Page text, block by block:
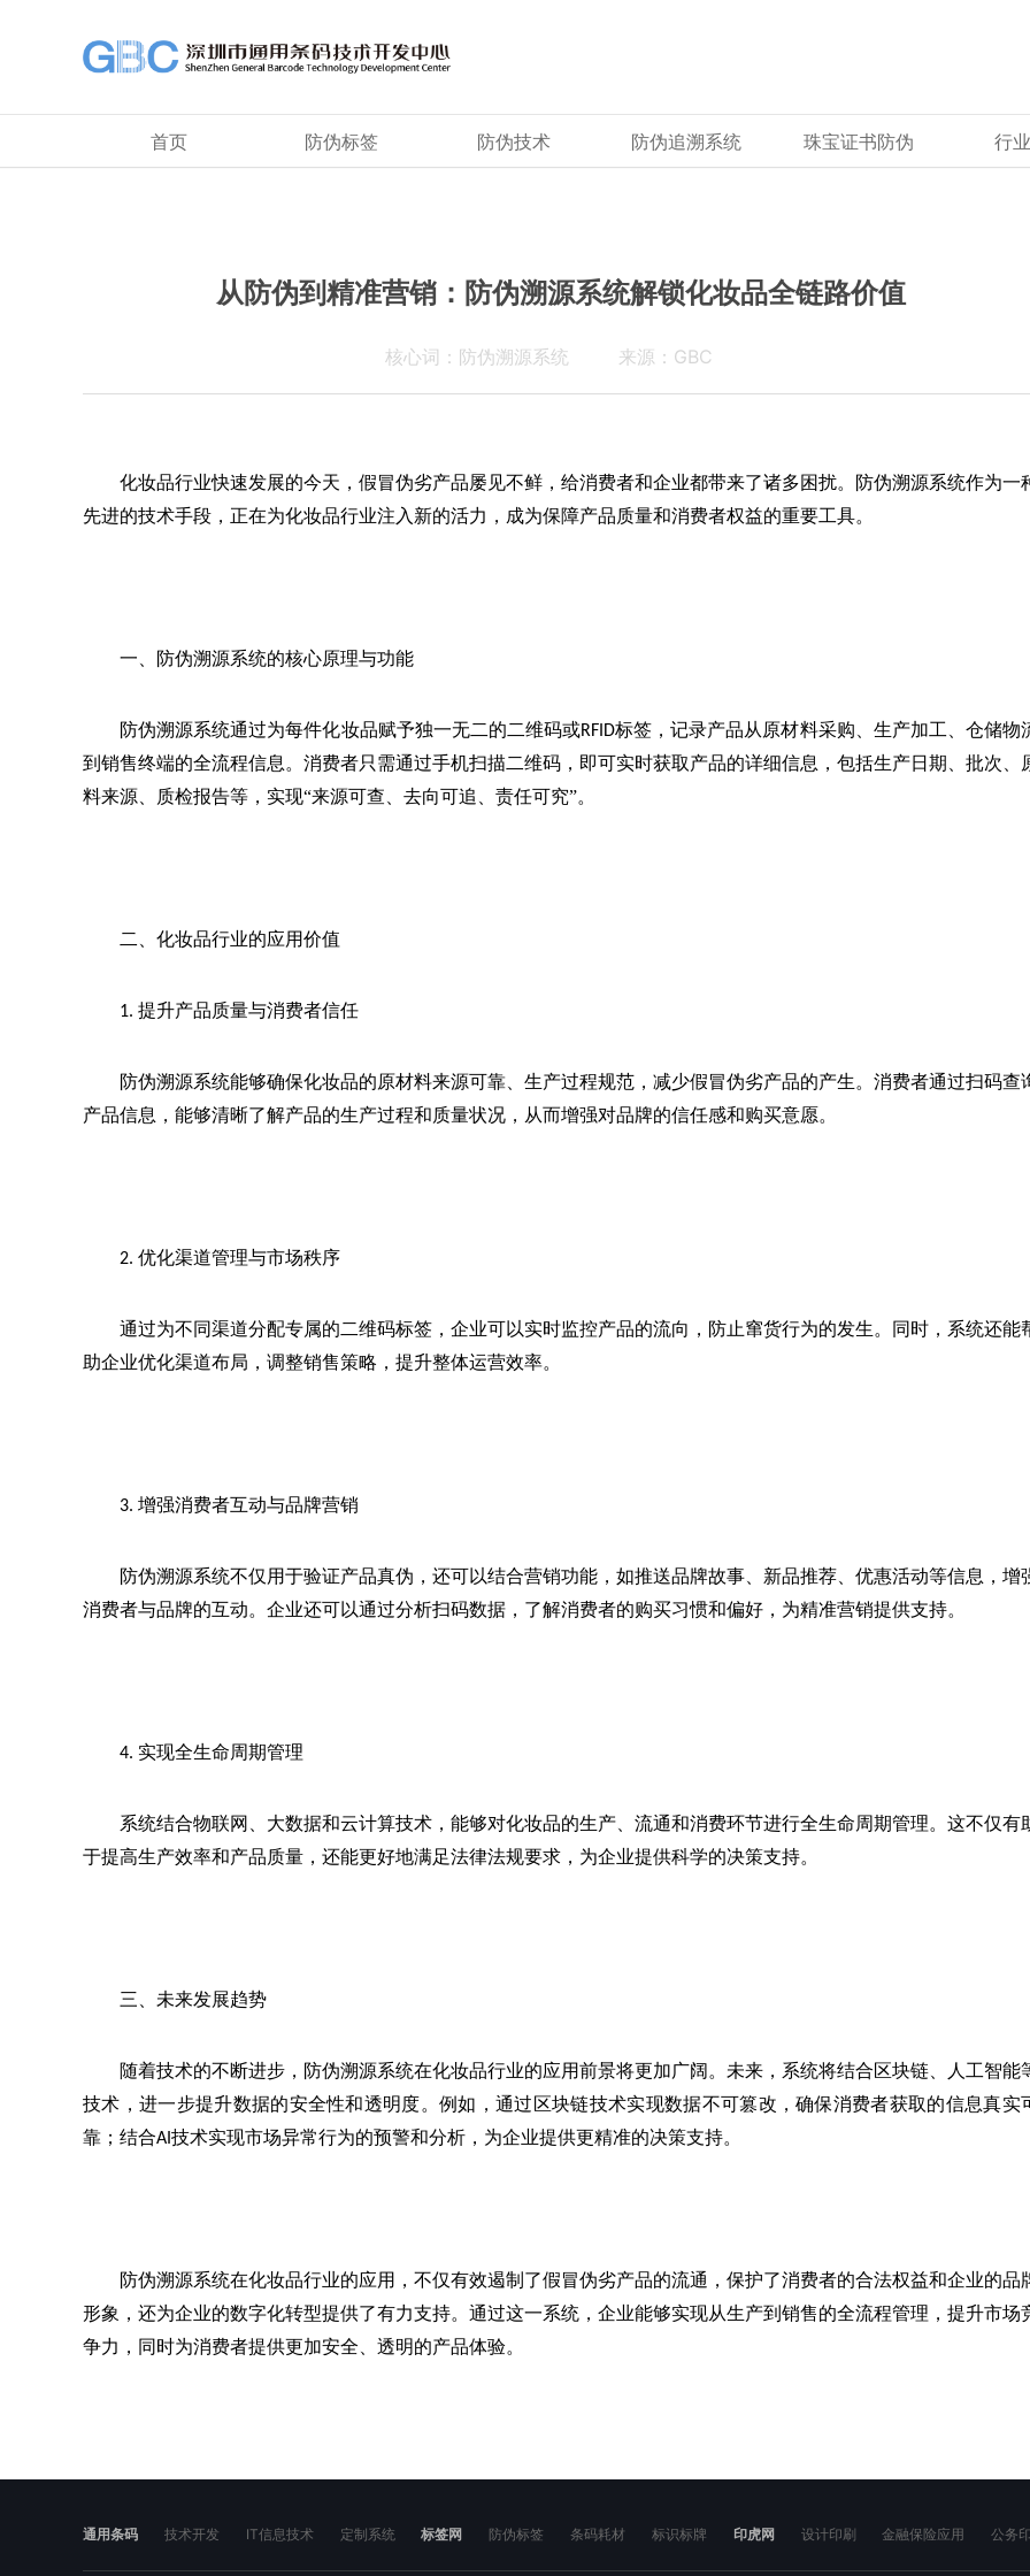
首页 防伪标签 防伪技术 防伪追溯系统 珠宝证书防伪 行
从防伪到精准营销：防伪溯源系统解锁化妆品全链路价值
核心词：防伪溯源系统 来源：GBC
化妆品行业快速发展的今天，假冒伪劣产品屡见不鲜，给消费者和企业都带来了诸多困扰。防伪溯源系统作为一
先进的技术手段，正在为化妆品行业注入新的活力，成为保障产品质量和消费者权益的重要工具。
一、防伪溯源系统的核心原理与功能
防伪溯源系统通过为每件化妆品赋予独一无二的二维码或RFID标签，记录产品从原材料采购、生产加工、仓储物
到销售终端的全流程信息。消费者只需通过手机扫描二维码，即可实时获取产品的详细信息，包括生产日期、批次、
料来源、质检报告等，实现“来源可查、去向可追、责任可究”。
二、化妆品行业的应用价值
1. 提升产品质量与消费者信任
防伪溯源系统能够确保化妆品的原材料来源可靠、生产过程规范，减少假冒伪劣产品的产生。消费者通过扫码查
产品信息，能够清晰了解产品的生产过程和质量状况，从而增强对品牌的信任感和购买意愿。
2. 优化渠道管理与市场秩序
通过为不同渠道分配专属的二维码标签，企业可以实时监控产品的流向，防止窜货行为的发生。同时，系统还能
助企业优化渠道布局，调整销售策略，提升整体运营效率。
3. 增强消费者互动与品牌营销
防伪溯源系统不仅用于验证产品真伪，还可以结合营销功能，如推送品牌故事、新品推荐、优惠活动等信息，增
消费者与品牌的互动。企业还可以通过分析扫码数据，了解消费者的购买习惯和偏好，为精准营销提供支持。
4. 实现全生命周期管理
系统结合物联网、大数据和云计算技术，能够对化妆品的生产、流通和消费环节进行全生命周期管理。这不仅有
于提高生产效率和产品质量，还能更好地满足法律法规要求，为企业提供科学的决策支持。
三、未来发展趋势
随着技术的不断进步，防伪溯源系统在化妆品行业的应用前景将更加广阔。未来，系统将结合区块链、人工智能
技术，进一步提升数据的安全性和透明度。例如，通过区块链技术实现数据不可篡改，确保消费者获取的信息真实
靠；结合AI 技术实现市场异常行为的预警和分析，为企业提供更精准的决策支持。
防伪溯源系统在化妆品行业的应用，不仅有效遏制了假冒伪劣产品的流通，保护了消费者的合法权益和企业的品
形象，还为企业的数字化转型提供了有力支持。通过这一系统，企业能够实现从生产到销售的全流程管理，提升市场
争力，同时为消费者提供更加安全、透明的产品体验。
通用条码 技术开发 IT信息技术 定制系统 标签网 防伪标签 条码耗材 标识标牌 印虎网 设计印刷 金融保险应用 公务